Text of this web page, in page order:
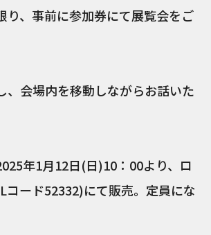
り、事前に参加券にて展覧会をご
会場内を移動しながらお話いた
年1月12日(日)10：00より、ロ
コード52332)にて販売。定員にな